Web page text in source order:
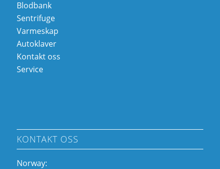
Blodbank
Sentrifuge
Varmeskap
Autoklaver
Kontakt oss
Service
KONTAKT OSS
Norway: